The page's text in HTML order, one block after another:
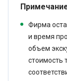
Фирма
и время
объем
стоимость